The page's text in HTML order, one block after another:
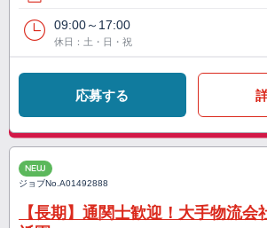
09:00～17:00
休日：土・日・祝
応募する
NEW
ジョブNo.A01492888
【長期】通関士歓迎！大手物流会